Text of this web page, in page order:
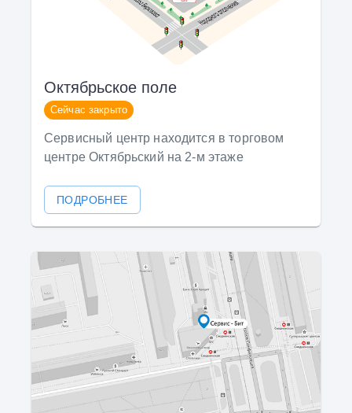
Октябрьское поле
Сейчас закрыто
Сервисный центр находится в торговом
центре Октябрьский на 2-м этаже
ПОДРОБНЕЕ